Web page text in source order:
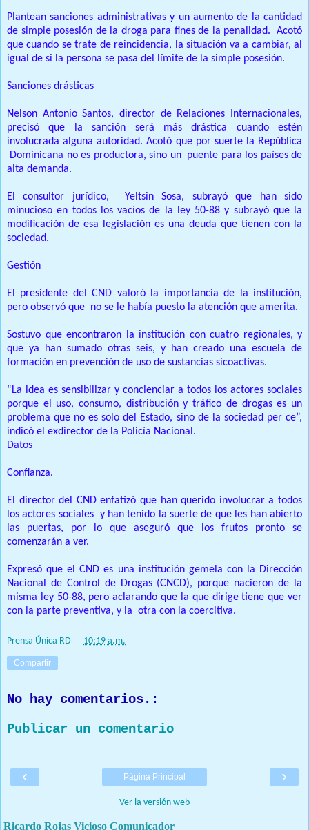
Plantean sanciones administrativas y un aumento de la cantidad
de simple posesión de la droga para fines de la penalidad. Acotó
que cuando se trate de reincidencia, la situación va a cambiar, al
igual de si la persona se pasa del límite de la simple posesión.
Sanciones drásticas
Nelson Antonio Santos, director de Relaciones Internacionales,
precisó que la sanción será más drástica cuando estén
involucrada alguna autoridad. Acotó que por suerte la República
Dominicana no es productora, sino un puente para los países de
alta demanda.
El consultor jurídico, Yeltsin Sosa, subrayó que han sido
minucioso en todos los vacíos de la ley 50-88 y subrayó que la
modificación de esa legislación es una deuda que tienen con la
sociedad.
Gestión
El presidente del CND valoró la importancia de la institución,
pero observó que no se le había puesto la atención que amerita.
Sostuvo que encontraron la institución con cuatro regionales, y
que ya han sumado otras seis, y han creado una escuela de
formación en prevención de uso de sustancias sicoactivas.
“La idea es sensibilizar y concienciar a todos los actores sociales
porque el uso, consumo, distribución y tráfico de drogas es un
problema que no es solo del Estado, sino de la sociedad per ce”,
indicó el exdirector de la Policía Nacional.
Datos
Confianza.
El director del CND enfatizó que han querido involucrar a todos
los actores sociales y han tenido la suerte de que les han abierto
las puertas, por lo que aseguró que los frutos pronto se
comenzarán a ver.
Expresó que el CND es una institución gemela con la Dirección
Nacional de Control de Drogas (CNCD), porque nacieron de la
misma ley 50-88, pero aclarando que la que dirige tiene que ver
con la parte preventiva, y la otra con la coercitiva.
Prensa Única RD 10:19 a.m.
Compartir
No hay comentarios.:
Publicar un comentario
‹ ›
Página Principal
Ver la versión web
Ricardo Rojas Vicioso Comunicador